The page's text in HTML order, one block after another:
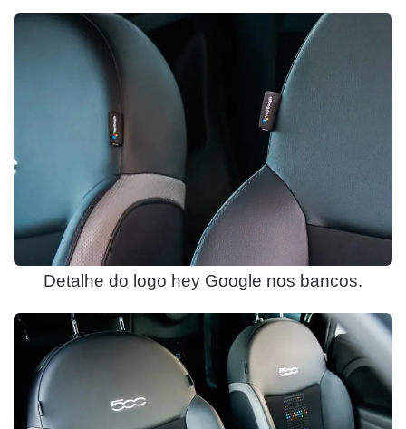
Detalhe do logo hey Google nos bancos.